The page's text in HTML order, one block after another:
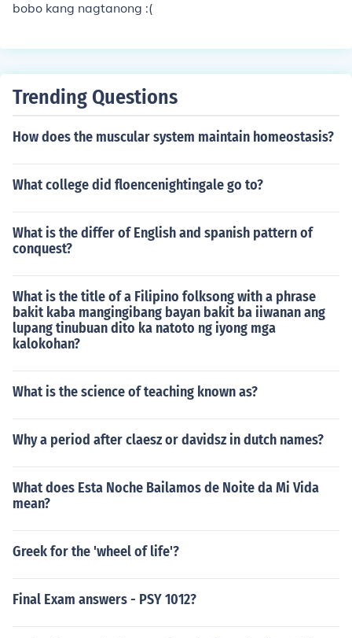
bobo kang nagtanong :(
Trending Questions
How does the muscular system maintain homeostasis?
What college did floencenightingale go to?
What is the differ of English and spanish pattern of
conquest?
What is the title of a Filipino folksong with a phrase
bakit kaba mangingibang bayan bakit ba iiwanan ang
lupang tinubuan dito ka natoto ng iyong mga
kalokohan?
What is the science of teaching known as?
Why a period after claesz or davidsz in dutch names?
What does Esta Noche Bailamos de Noite da Mi Vida
mean?
Greek for the 'wheel of life'?
Final Exam answers - PSY 1012?